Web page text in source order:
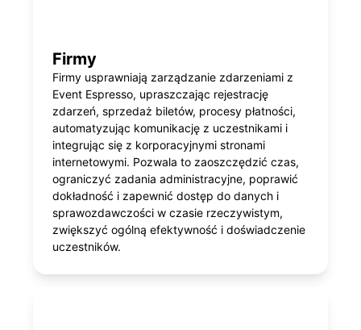
Firmy
Firmy usprawniają zarządzanie zdarzeniami z
Event Espresso, upraszczając rejestrację
zdarzeń, sprzedaż biletów, procesy płatności,
automatyzując komunikację z uczestnikami i
integrując się z korporacyjnymi stronami
internetowymi. Pozwala to zaoszczędzić czas,
ograniczyć zadania administracyjne, poprawić
dokładność i zapewnić dostęp do danych i
sprawozdawczości w czasie rzeczywistym,
zwiększyć ogólną efektywność i doświadczenie
uczestników.